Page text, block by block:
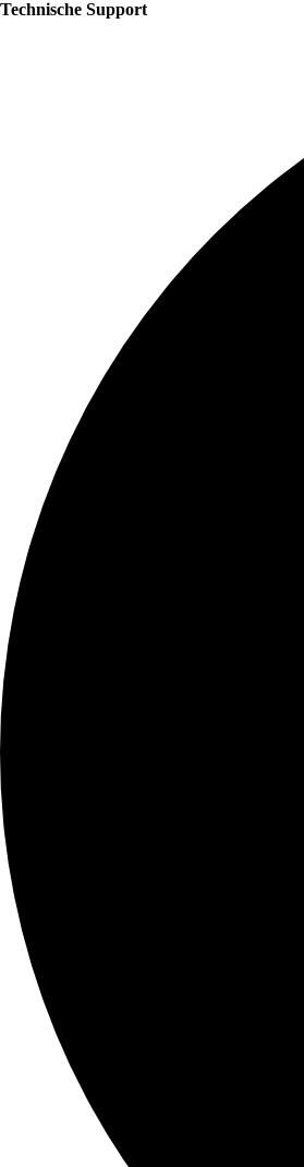
Technische Support